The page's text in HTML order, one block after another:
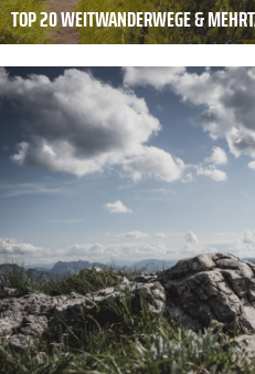
TOP 20 WEITWANDERWEGE &